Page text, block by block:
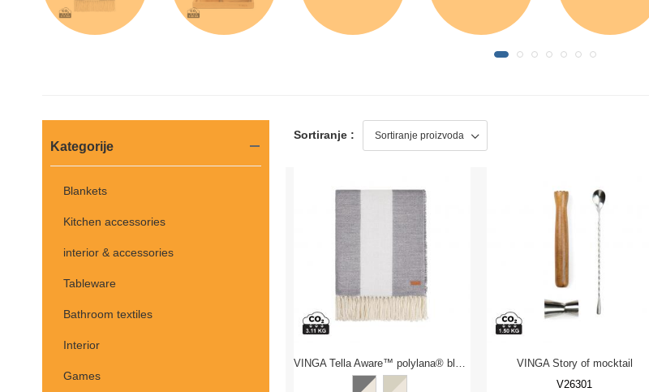
Kategorije
Blankets
Kitchen accessories
interior & accessories
Tableware
Bathroom textiles
Interior
Games
Sortiranje :
VINGA Tella Aware™ polylana® blanket
VINGA Story of mocktail
V26301